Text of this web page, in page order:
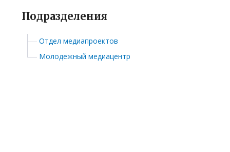
Подразделения
Отдел медиапроектов
Молодежный медиацентр